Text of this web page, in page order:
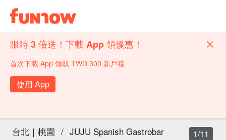
限時 3 倍送！下載 App 領優惠！
首次下載 App 領取 TWD 300 新戶禮
使用 App
台北｜桃園 / JUJU Spanish Gastrobar 1/11